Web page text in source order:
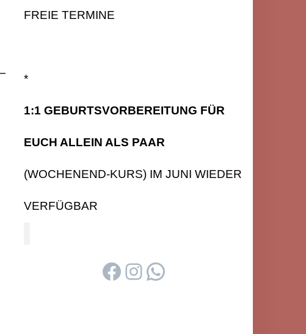
FREIE TERMINE
*
1:1 GEBURTSVORBEREITUNG FÜR
EUCH ALLEIN ALS PAAR
(WOCHENEND-KURS) IM JUNI WIEDER
VERFÜGBAR
FACEBOOK
INSTAGRAM
WHATSAPP